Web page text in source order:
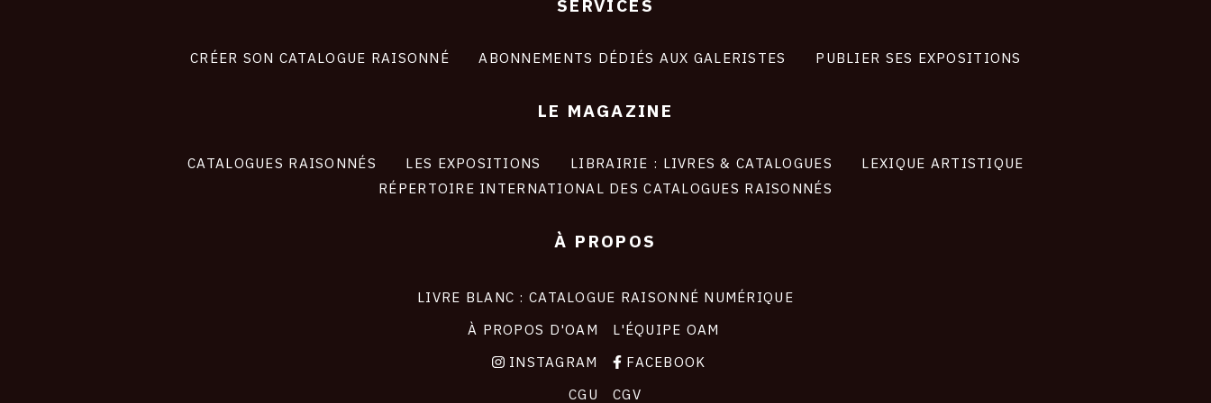
SERVICES
CRÉER SON CATALOGUE RAISONNÉ ABONNEMENTS DÉDIÉS AUX GALERISTES PUBLIER SES EXPOSITIONS
LE MAGAZINE
CATALOGUES RAISONNÉS LES EXPOSITIONS LIBRAIRIE : LIVRES & CATALOGUES
LEXIQUE ARTISTIQUE
RÉPERTOIRE INTERNATIONAL DES CATALOGUES RAISONNÉS
À PROPOS
LIVRE BLANC : CATALOGUE RAISONNÉ NUMÉRIQUE
À PROPOS D'OAM
L'ÉQUIPE OAM
INSTAGRAM
FACEBOOK
CGU
CGV